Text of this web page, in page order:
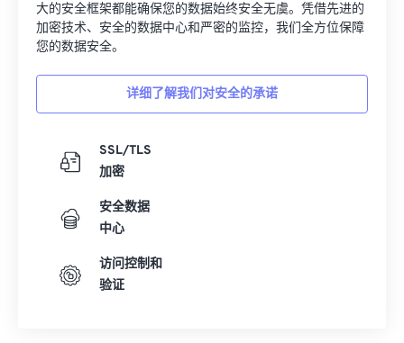
大的安全框架都能确保您的数据始终安全无虞。凭借先进的
加密技术、安全的数据中心和严密的监控，我们全方位保障
您的数据安全。
详细了解我们对安全的承诺
SSL/TLS
加密
安全数据
中心
访问控制和
验证